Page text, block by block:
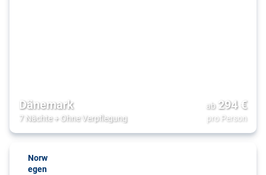
Dänemark
7 Nächte+ Ohne Verpflegung
ab 294€
pro Person
Norw
egen